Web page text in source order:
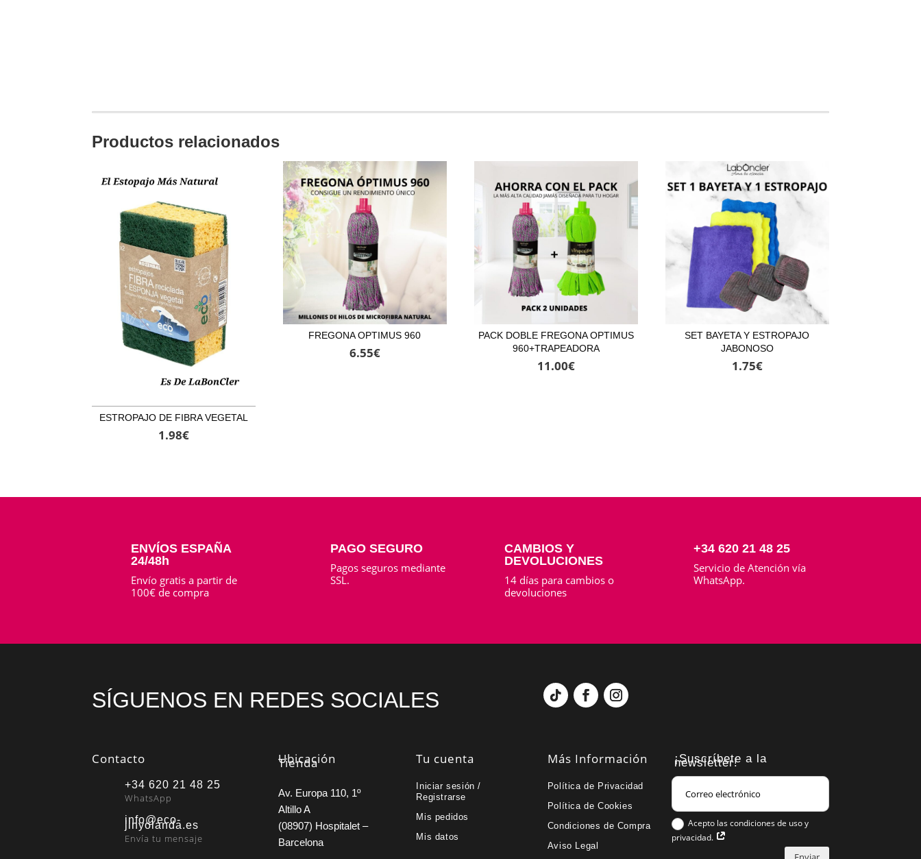
Productos relacionados
ESTROPAJO DE FIBRA VEGETAL
1.98€
FREGONA OPTIMUS 960
6.55€
PACK DOBLE FREGONA OPTIMUS
960+TRAPEADORA
11.00€
SET BAYETA Y ESTROPAJO
JABONOSO
1.75€
ENVÍOS ESPAÑA
24/48h
Envío gratis a partir de
100€ de compra
PAGO SEGURO
Pagos seguros mediante
SSL.
CAMBIOS Y
DEVOLUCIONES
14 días para cambios o
devoluciones
+34 620 21 48 25
Servicio de Atención vía
WhatsApp.
SÍGUENOS EN REDES SOCIALES
Contacto
+34 620 21 48 25
WhatsApp
info@eco-
jinyolanda.es
Envía tu mensaje
Ubicación
Tienda
Av. Europa 110, 1º
Altillo A
(08907) Hospitalet –
Barcelona
Tu cuenta
Iniciar sesión /
Registrarse
Mis pedidos
Mis datos
Más Información
Política de Privacidad
Política de Cookies
Condiciones de Compra
Aviso Legal
¡Suscríbete a la
newsletter!
Acepto las condiciones de uso y
privacidad.